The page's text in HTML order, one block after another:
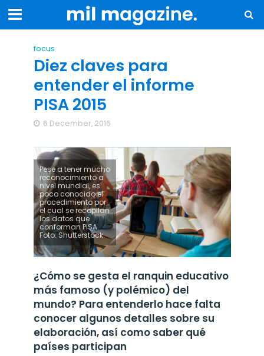
focus
Diez claves para
entender el informe
PISA 2015
6 December, 2016
Pese a tener mucho
reconocimiento a
nivel mundial, es
poco conocido el
procedimiento por
el cual se recopilan
los datos que
conforman PISA.
Foto: Shutterstock.
¿Cómo se gesta el ranquin educativo
más famoso (y polémico) del
mundo? Para entenderlo hace falta
conocer algunos detalles sobre su
elaboración, así como saber qué
países participan